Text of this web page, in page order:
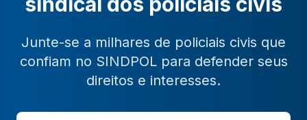
Junte-se a milhares de policiais civis que
confiam no SINDPOL para defender seus
direitos e interesses.